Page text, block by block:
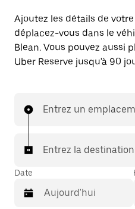
Ajoutez les détails de
déplacez-vous dans le
Blean. Vous pouvez aussi
Uber Reserve jusqu'à 90
Entrez un
Entrez la destination
Date